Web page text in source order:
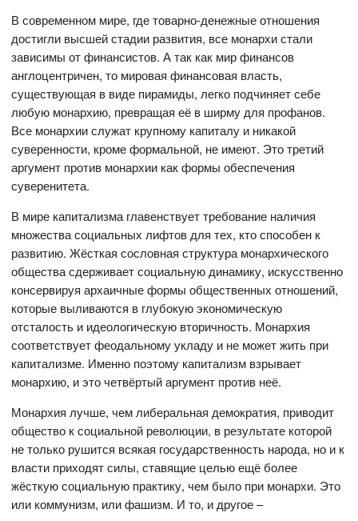
В современном мире, где товарно-денежные отношения
достигли высшей стадии развития, все монархи стали
зависимы от финансистов. А так как мир финансов
англоцентричен, то мировая финансовая власть,
существующая в виде пирамиды, легко подчиняет себе
любую монархию, превращая её в ширму для профанов.
Все монархии служат крупному капиталу и никакой
суверенности, кроме формальной, не имеют. Это третий
аргумент против монархии как формы обеспечения
суверенитета.
В мире капитализма главенствует требование наличия
множества социальных лифтов для тех, кто способен к
развитию. Жёсткая сословная структура монархического
общества сдерживает социальную динамику, искусственно
консервируя архаичные формы общественных отношений,
которые выливаются в глубокую экономическую
отсталость и идеологическую вторичность. Монархия
соответствует феодальному укладу и не может жить при
капитализме. Именно поэтому капитализм взрывает
монархию, и это четвёртый аргумент против неё.
Монархия лучше, чем либеральная демократия, приводит
общество к социальной революции, в результате которой
не только рушится всякая государственность народа, но и к
власти приходят силы, ставящие целью ещё более
жёсткую социальную практику, чем было при монархи. Это
или коммунизм, или фашизм. И то, и другое –